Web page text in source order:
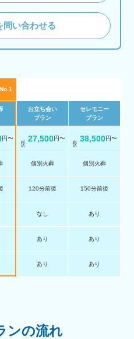
問い合わせる
お立ち会い
プラン
セレモニー
プラン
円〜 27,500円〜 38,500円〜
個別火葬 個別火葬
120分前後 150分前後
なし あり
あり あり
あり あり
ンの流れ